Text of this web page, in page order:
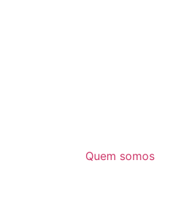
Quem somos